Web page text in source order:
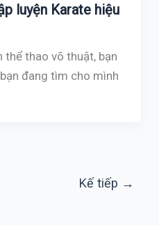
luyện Karate hiệu
thể thao võ thuật, bạn
đang tìm cho mình
Kế tiếp →